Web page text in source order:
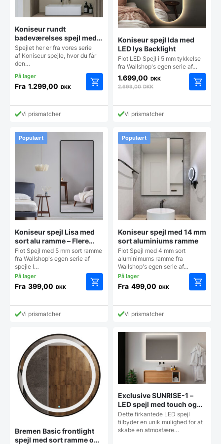
Koniseur rundt
badeværelses spejl med
LED, Antidug og
Touchsensor
Spejlet her er fra vores serie
af Koniseur spejle, hvor du får
den…
Fra 1.299,00 DKK
vare
varianter.
Mulighederne
varesiden
Vi prismatcher
Koniseur spejl Ida med
LED lys Backlight
Flot LED Spejl i 5 mm tykkelse
fra Wallshop's egen serie af…
1.699,00 DKK
2.699,00DKK
Vi prismatcher
Populært
Koniseur spejl Lisa med
sort alu ramme – Flere
størrelser
Flot Spejl med 5 mm sort ramme
fra Wallshop's egen serie af
spejle I…
Fra 399,00 DKK
vare
varianter.
kan
vælges
på
varesiden
Vi prismatcher
Populært
Koniseur spejl med 14 mm
sort aluminiums ramme
Flot Spejl med 4 mm sort
aluminimums ramme fra
Wallshop's egen serie af…
Fra 499,00 DKK
vare
kan
vælges
på
Vi prismatcher
Bremen Basic frontlight
spejl med sort ramme og
Exclusive SUNRISE-1 –
LED spejl med touch og
justerbar farvetone – flere
størrelser
Dette firkantede LED spejl
tilbyder en unik mulighed for at
skabe en atmosfære…